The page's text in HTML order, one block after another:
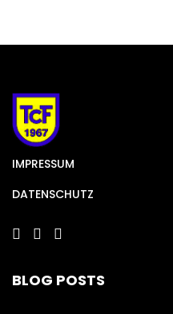
IMPRESSUM
DATENSCHUTZ
BLOG POSTS